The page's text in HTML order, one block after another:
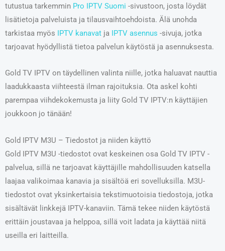
tutustua tarkemmin Pro IPTV Suomi -sivustoon, josta löydät
lisätietoja palveluista ja tilausvaihtoehdoista. Älä unohda
tarkistaa myös IPTV kanavat ja IPTV asennus -sivuja, jotka
tarjoavat hyödyllistä tietoa palvelun käytöstä ja asennuksesta.
Gold TV IPTV on täydellinen valinta niille, jotka haluavat nauttia
laadukkaasta viihteestä ilman rajoituksia. Ota askel kohti
parempaa viihdekokemusta ja liity Gold TV IPTV:n käyttäjien
joukkoon jo tänään!
Gold IPTV M3U – Tiedostot ja niiden käyttö
Gold IPTV M3U -tiedostot ovat keskeinen osa Gold TV IPTV -
palvelua, sillä ne tarjoavat käyttäjille mahdollisuuden katsella
laajaa valikoimaa kanavia ja sisältöä eri sovelluksilla. M3U-
tiedostot ovat yksinkertaisia tekstimuotoisia tiedostoja, jotka
sisältävät linkkejä IPTV-kanaviin. Tämä tekee niiden käytöstä
erittäin joustavaa ja helppoa, sillä voit ladata ja käyttää niitä
useilla eri laitteilla.